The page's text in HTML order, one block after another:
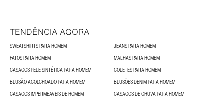
TENDÊNCIA AGORA
SWEATSHIRTS PARA HOMEM
JEANS PARA HOMEM
FATOS PARA HOMEM
MALHAS PARA HOMEM
CASACOS PELE SINTÉTICA PARA HOMEM
COLETES PARA HOMEM
BLUSÃO ACOLCHOADO PARA HOMEM
BLUSÕES DENIM PARA HOMEM
CASACOS IMPERMEÁVEIS DE HOMEM
CASACOS DE CHUVA PARA HOMEM